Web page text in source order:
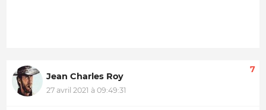
Jean Charles Roy
27 avril 2021 à 09:49:31
7